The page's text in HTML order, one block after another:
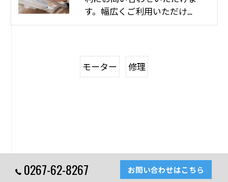
す。幅広くご利用いただけ…
モーター 修理
0267-62-8267 お問い合わせはこちら